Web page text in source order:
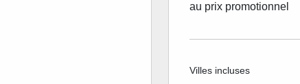
au prix promotionnel
Villes incluses